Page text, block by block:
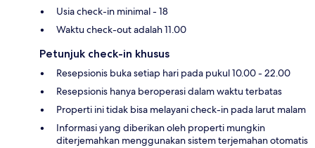
Usia check-in minimal - 18
Waktu check-out adalah 11.00
Petunjuk check-in khusus
Resepsionis buka setiap hari pada pukul 10.00 - 22.00
Resepsionis hanya beroperasi dalam waktu terbatas
Properti ini tidak bisa melayani check-in pada larut malam
Informasi yang diberikan oleh properti mungkin
diterjemahkan menggunakan sistem terjemahan otomatis